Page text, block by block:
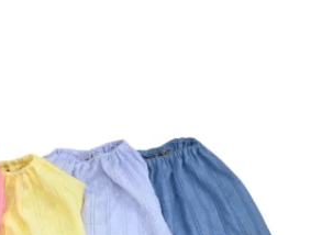
い【国内生産】【TV番組ええじゃない